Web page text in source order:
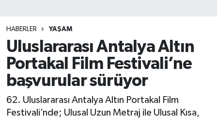
HABERLER YAŞAM
Uluslararası Antalya Altın
Portakal Film Festivali’ne
başvurular sürüyor
62. Uluslararası Antalya Altın Portakal Film
Festivali’nde; Ulusal Uzun Metraj ile Ulusal Kısa,
Son Dakika Haberleri
Haber Arşivi